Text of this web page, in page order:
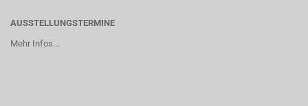
AUSSTELLUNGSTERMINE
Mehr Infos...